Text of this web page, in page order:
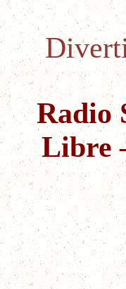
Radio
Libre